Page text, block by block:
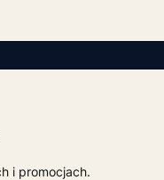
i promocjach.